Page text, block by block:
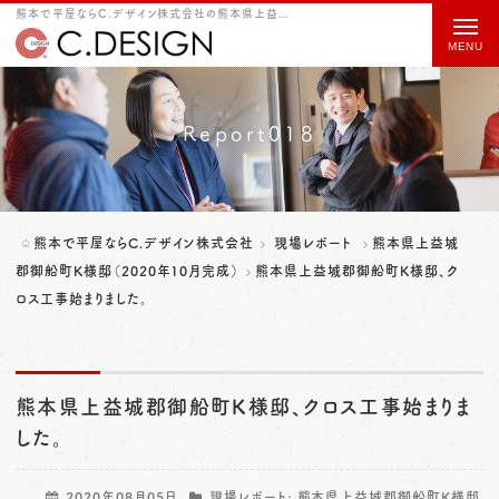
熊本で平屋ならC.デザイン株式会社の熊本県上益城郡御船町K様邸、クロス工事始まりました。をご紹介
Report018
熊本で平屋ならC.デザイン株式会社 現場レポート
熊本県上益城
郡御船町K様邸（2020年10月完成）
熊本県上益城郡御船町K様邸、ク
ロス工事始まりました。
熊本県上益城郡御船町K様邸、クロス工事始まりま
した。
t
o
g
g
l
e
g
a